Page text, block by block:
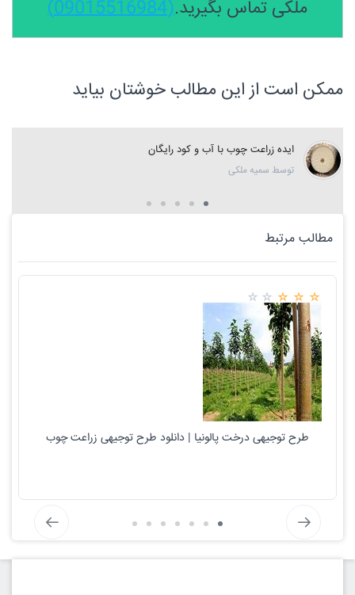
ملکی تماس بگیرید.(09015516984)
ممکن است از این مطالب خوشتان بیاید
ایده زراعت چوب با آب و کود رایگان
توسط سمیه ملکی
مطالب مرتبط
طرح توجیهی درخت پالونیا | دانلود طرح توجیهی زراعت چوب